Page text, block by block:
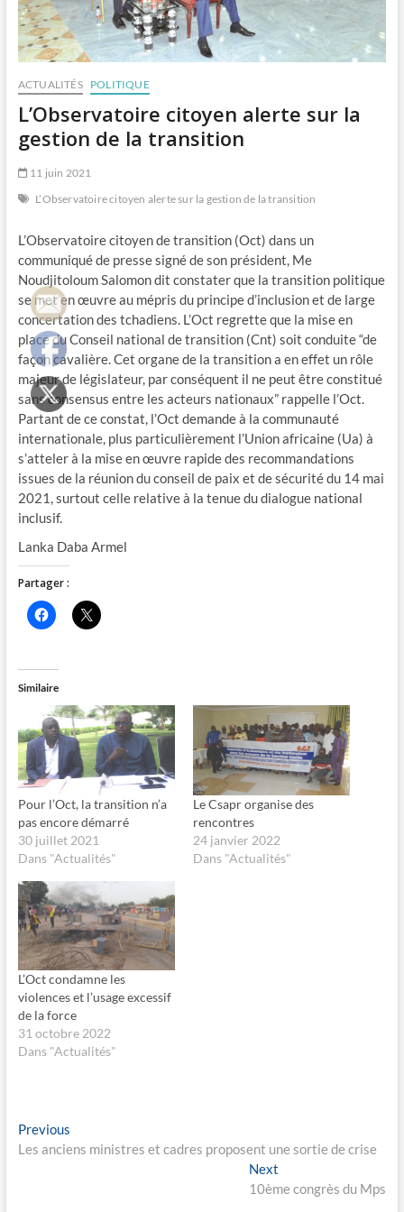
ACTUALITÉS POLITIQUE
L’Observatoire citoyen alerte sur la
gestion de la transition
11 juin 2021
L’Observatoire citoyen alerte sur la gestion de la transition
L’Observatoire citoyen de transition (Oct) dans un
communiqué de presse signé de son président, Me
Noudjitoloum Salomon dit constater que la transition politique
se met en œuvre au mépris du principe d’inclusion et de large
concertation des tchadiens. L’Oct regrette que la mise en
place du Conseil national de transition (Cnt) soit conduite “de
façon cavalière. Cet organe de la transition a en effet un rôle
majeur de législateur, par conséquent il ne peut être constitué
sans consensus entre les acteurs nationaux” rappelle l’Oct.
Partant de ce constat, l’Oct demande à la communauté
internationale, plus particulièrement l’Union africaine (Ua) à
s’atteler à la mise en œuvre rapide des recommandations
issues de la réunion du conseil de paix et de sécurité du 14 mai
2021, surtout celle relative à la tenue du dialogue national
inclusif.
Lanka Daba Armel
Partager :
C
l
e
z
p
o
u
r
p
a
r
t
g
e
r
s
u
r
a
c
e
b
o
o
k
(
o
u
v
r
e
d
a
n
o
u
v
C
l
o
u
r
p
a
r
t
a
g
e
r
s
u
r
(
o
u
v
r
e
d
a
n
s
u
n
o
u
n
Similaire
Pour l’Oct, la transition n’a
pas encore démarré
30 juillet 2021
Dans "Actualités"
Le Csapr organise des
rencontres
24 janvier 2022
Dans "Actualités"
L’Oct condamne les
violences et l’usage excessif
de la force
31 octobre 2022
Dans "Actualités"
Navigation
de
PreviousPrevious
post:
Les anciens ministres et cadres proposent une sortie de crise
Next
post:
10ème congrès du Mps